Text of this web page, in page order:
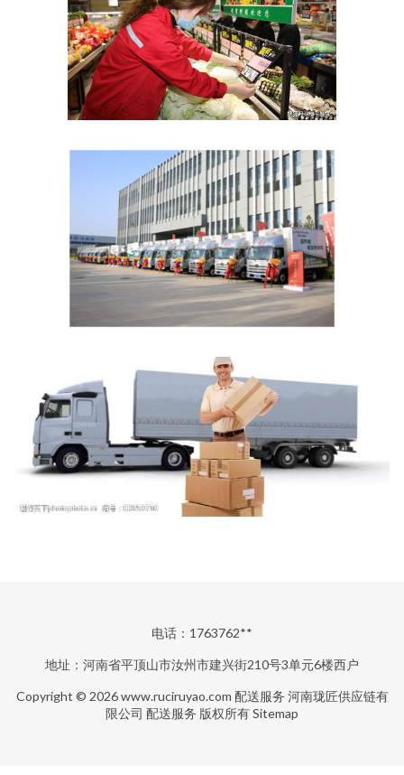
电话：1763762**
地址：河南省平顶山市汝州市建兴街210号3单元6楼西户
Copyright © 2026www.ruciruyao.com 配送服务 河南珑匠供应链有
限公司 配送服务 版权所有Sitemap